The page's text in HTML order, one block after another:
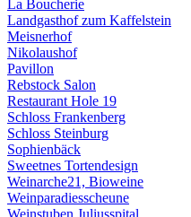
La Boucherie
Landgasthof zum Kaffelstein
Meisnerhof
Nikolaushof
Pavillon
Rebstock Salon
Restaurant Hole 19
Schloss Frankenberg
Schloss Steinburg
Sophienbäck
Sweetnes Tortendesign
Weinarche21, Bioweine
Weinparadiesscheune
Weinstuben Juliusspital